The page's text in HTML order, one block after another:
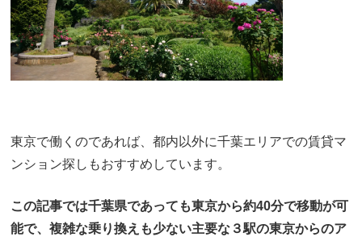
東京で働くのであれば、都内以外に千葉エリアでの賃貸マ
ンション探しもおすすめしています。
この記事では千葉県であっても東京から約40分で移動が可
能で、複雑な乗り換えも少ない主要な３駅の東京からのア